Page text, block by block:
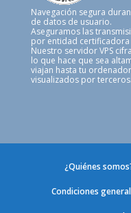
Navegación segura
de datos de usuario.
Aseguramos las
por entidad certificadora
Nuestro servidor VPS
lo que hace que sea
viajan hasta tu
visualizados por terceros.
¿Quiénes
Condiciones